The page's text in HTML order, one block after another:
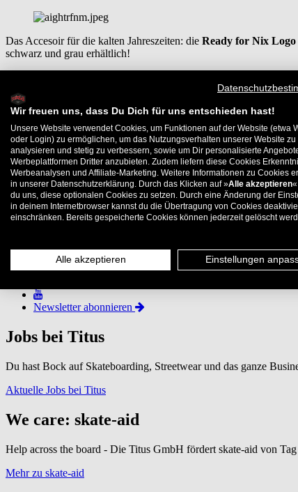
Das Accesoir für die kalten Jahreszeiten: die Ready for Nix
schwarz und grau erhältlich!
Checkt den aktuellen Stuff jetzt im Aight*-Markenshop!
Zu gewinnen gibt es diese Woche ein stylisches Aight*-Paket,
Das Gewinnspiel endet am Sonntag, 21.09.2014 um 23:59 Uhr.
Diesen Beitrag teilen:
Newsletter abonnieren
Jobs bei Titus
Du hast Bock auf Skateboarding, Streetwear und das ganze
Aktuelle Jobs bei Titus
We care: skate-aid
Help across the board - Die Titus GmbH fördert skate-aid von
Mehr zu skate-aid
Wir freuen uns, dass Du Dich für uns entschieden hast!
Unsere Website verwendet Cookies, um Funktionen auf der Website (etwa
oder Login) zu ermöglichen, um das Nutzungsverhalten unserer Website zu
analysieren und stetig zu verbessern, sowie um Dir personalisierte
Werbeplattformen Dritter anzubieten. Zudem liefern diese Cookies
Werbeanalysen und Affiliate-Marketing. Weitere Informationen zu Cookies
in unserer Datenschutzerklärung. Durch das Klicken auf »Alle akzeptieren
du uns, diese optionalen Cookies zu setzen. Durch eine Änderung der
in deinem Internetbrowser kannst du die Übertragung von Cookies
einschränken. Bereits gespeicherte Cookies können jederzeit gelöscht
Alle akzeptieren Einstellungen